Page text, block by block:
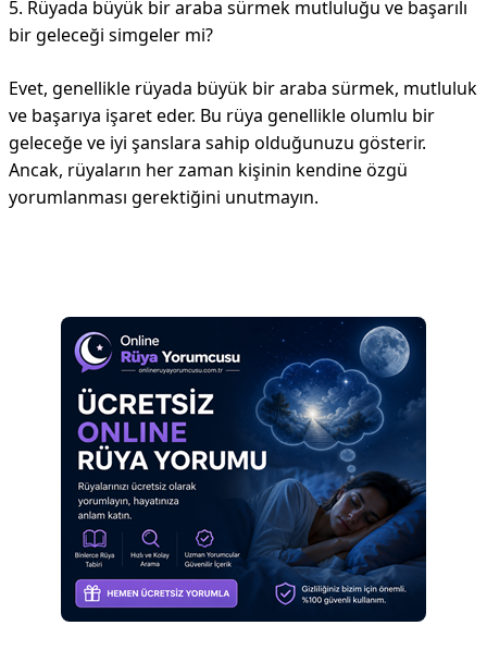
5. Rüyada büyük bir araba sürmek mutluluğu ve başarılı
bir geleceği simgeler mi?
Evet, genellikle rüyada büyük bir araba sürmek, mutluluk
ve başarıya işaret eder. Bu rüya genellikle olumlu bir
geleceğe ve iyi şanslara sahip olduğunuzu gösterir.
Ancak, rüyaların her zaman kişinin kendine özgü
yorumlanması gerektiğini unutmayın.